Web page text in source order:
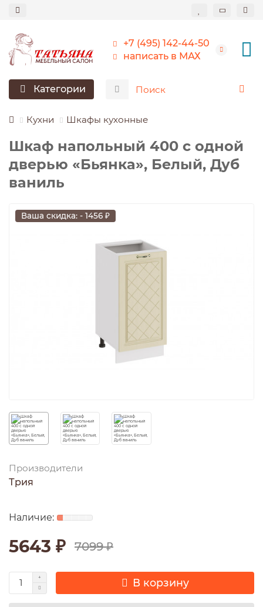
+7 (495) 142-44-50
написать в МАХ
Категории
Кухни Шкафы кухонные
Шкаф напольный 400 с одной
дверью «Бьянка», Белый, Дуб
ваниль
Ваша скидка: - 1456 ₽
Производители
Трия
5643 ₽ 7099 ₽
В корзину